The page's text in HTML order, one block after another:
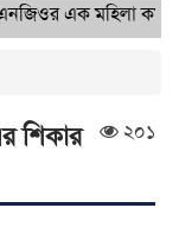
এক মহিলা কর্মী
২০১
শিকার